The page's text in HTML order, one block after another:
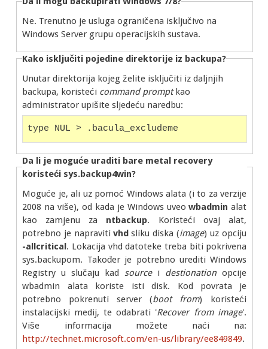
Ne. Trenutno je usluga ograničena isključivo na
Windows Server grupu operacijskih sustava.
Kako isključiti pojedine direktorije iz backupa?
Unutar direktorija kojeg želite isključiti iz daljnjih
backupa, koristeći command promptkao
administrator upišite sljedeću naredbu:
type NUL > .bacula_excludeme
Da li je moguće uraditi bare metal recovery
koristeći sys.backup4win?
Moguće je, ali uz pomoć Windows alata (i to za verzije
2008 na više), od kada je Windows uveowbadmin alat
kao zamjenu za ntbackup. Koristeći ovaj alat,
potrebno je napravitivhdsliku diska (image) uz opciju
-allcritical. Lokacija vhd datoteke treba biti pokrivena
sys.backupom. Također je potrebno urediti Windows
Registry u slučaju kadsourcei destionation opcije
wbadmin alata koriste isti disk. Kod povrata je
potrebno pokrenuti server (boot from) koristeći
instalacijski medij, te odabrati 'Recover from image'.
Više informacija možete naći na:
http://technet.microsoft.com/en-us/library/ee849849.